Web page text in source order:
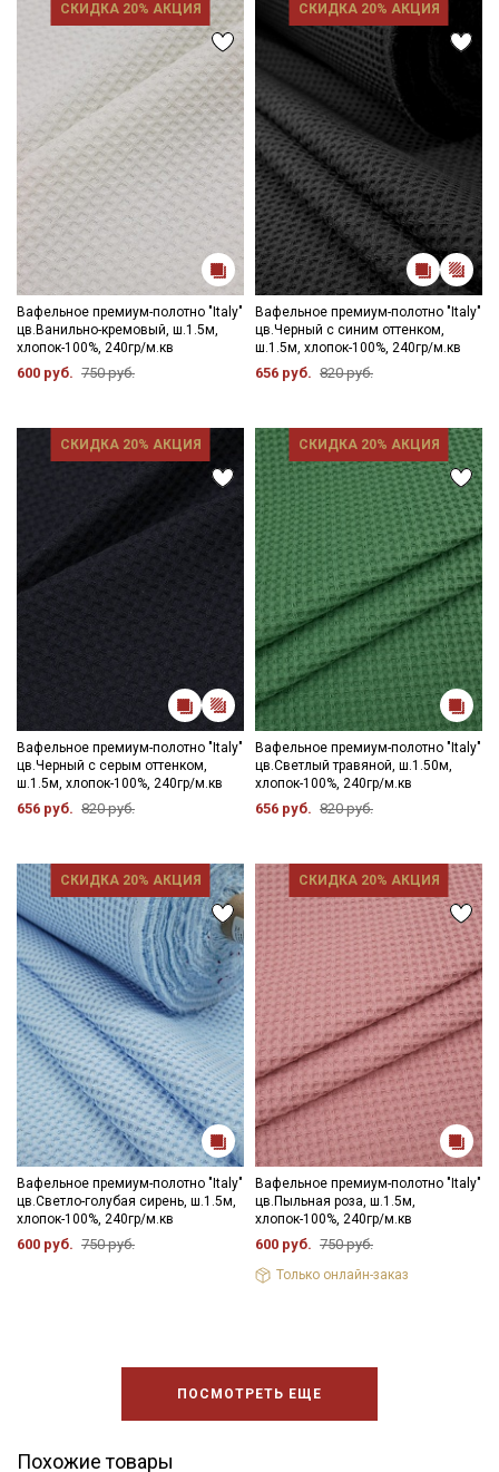
СКИДКА 20% АКЦИЯ
Вафельное премиум-полотно "Italy"
цв.Ванильно-кремовый, ш.1.5м,
хлопок-100%, 240гр/м.кв
600 руб. 750 руб.
СКИДКА 20% АКЦИЯ
Вафельное премиум-полотно "Italy"
цв.Черный с синим оттенком,
ш.1.5м, хлопок-100%, 240гр/м.кв
656 руб. 820 руб.
СКИДКА 20% АКЦИЯ
Вафельное премиум-полотно "Italy"
цв.Черный с серым оттенком,
ш.1.5м, хлопок-100%, 240гр/м.кв
656 руб. 820 руб.
СКИДКА 20% АКЦИЯ
Вафельное премиум-полотно "Italy"
цв.Светлый травяной, ш.1.50м,
хлопок-100%, 240гр/м.кв
656 руб. 820 руб.
СКИДКА 20% АКЦИЯ
Вафельное премиум-полотно "Italy"
цв.Светло-голубая сирень, ш.1.5м,
хлопок-100%, 240гр/м.кв
600 руб. 750 руб.
СКИДКА 20% АКЦИЯ
Вафельное премиум-полотно "Italy"
цв.Пыльная роза, ш.1.5м,
хлопок-100%, 240гр/м.кв
600 руб. 750 руб.
Только онлайн-заказ
ПОСМОТРЕТЬ ЕЩЕ
Похожие товары
Секретная рассылка от Купава
Мы публикуем здесь дополнительные
промокоды и скидки до 30% на узкие
категории тканей
Электронная почта
Подписаться
Ознакомлен(а) с
Политикой обработки персональных
данных
Согласие на обработку персональных
ДаюСогласие на получение рекламных и
информационных рассылок